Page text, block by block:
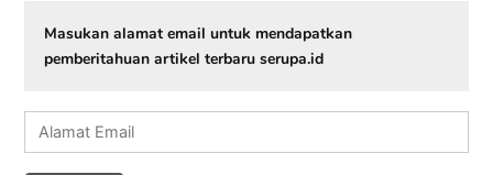
Masukan alamat email untuk mendapatkan
pemberitahuan artikel terbaru serupa.id
Alamat
Email